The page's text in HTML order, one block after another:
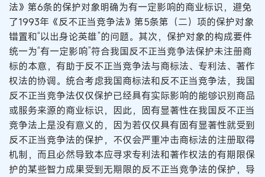
法》第6条的保护对象明确为有一定影响的商业标识，避免
了1993年《反不正当竞争法》第5条第（二）项的保护对象
错置和“以出身论英雄”的问题。其次，保护对象的构成要件
统一为“有一定影响”符合我国反不正当竞争法保护未注册商
标的本意，有助于反不正当竞争法与商标法、专利法、著作
权法的协调。统合考虑我国商标法和反不正当竞争法，我国
反不正当竞争法仅仅保护已经具有实际影响的能够识别商品
或服务来源的商业标识，因此，固有显著性在我国反不正当
竞争法上是没有意义的，因为若仅仅具有固有显著性就受到
反不正当竞争法的保护，不仅会严重冲击商标法的注册取得
机制，而且必然导致本应寻求专利法和著作权法的有期限保
护的某些智力成果受到无期限的反不正当竞争法的保护，导